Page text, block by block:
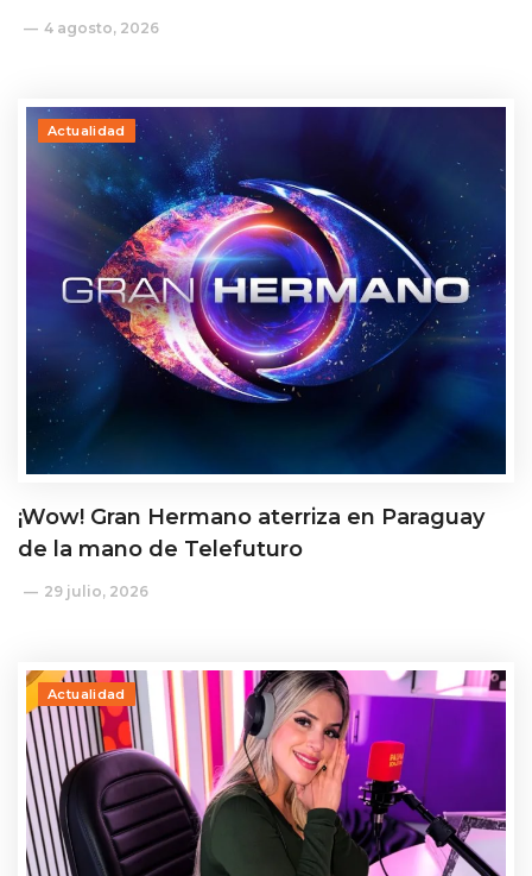
4 agosto, 2026
Actualidad
¡Wow! Gran Hermano aterriza en Paraguay
de la mano de Telefuturo
29 julio, 2026
Actualidad